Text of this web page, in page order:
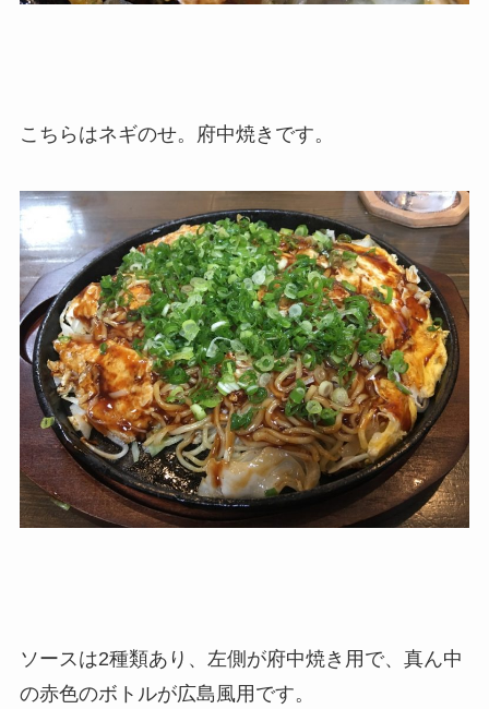
こちらはネギのせ。府中焼きです。
ソースは2種類あり、左側が府中焼き用で、真ん中
の赤色のボトルが広島風用です。